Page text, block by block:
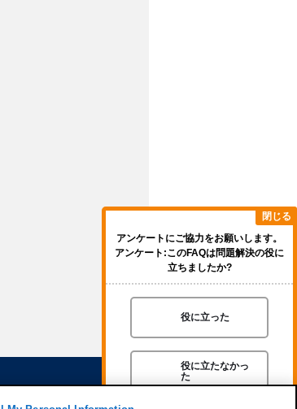
閉じる
アンケートにご協力をお願いします。
アンケート:このFAQは問題解決の役に
立ちましたか?
役に立った
役に立たなかっ
た